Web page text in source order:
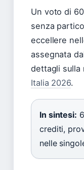
Un voto di
senza
eccellere
assegnata
dettagli sulla
Italia 2026.
In sintesi:
crediti,
nelle